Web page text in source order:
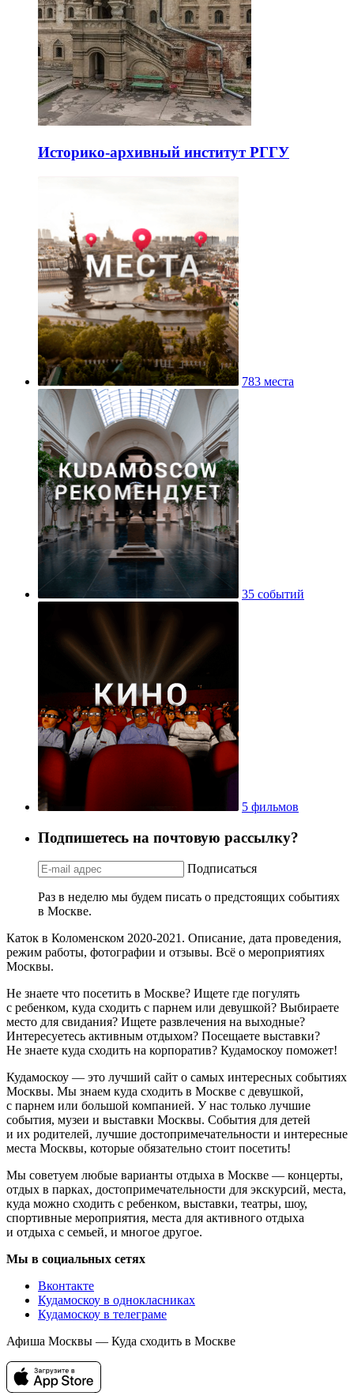
Историко-архивный институт РГГУ
783 места
35 событий
5 фильмов
Подпишетесь на почтовую рассылку?
Подписаться
Раз в неделю мы будем писать о предстоящих событиях
в Москве.
Каток в Коломенском 2020-2021. Описание, дата проведения,
режим работы, фотографии и отзывы. Всё о мероприятиях
Москвы.
Не знаете что посетить в Москве? Ищете где погулять
с ребенком, куда сходить с парнем или девушкой? Выбираете
место для свидания? Ищете развлечения на выходные?
Интересуетесь активным отдыхом? Посещаете выставки?
Не знаете куда сходить на корпоратив? Кудамоскоу поможет!
Кудамоскоу — это лучший сайт о самых интересных событиях
Москвы. Мы знаем куда сходить в Москве с девушкой,
с парнем или большой компанией. У нас только лучшие
события, музеи и выставки Москвы. События для детей
и их родителей, лучшие достопримечательности и интересные
места Москвы, которые обязательно стоит посетить!
Мы советуем любые варианты отдыха в Москве — концерты,
отдых в парках, достопримечательности для экскурсий, места,
куда можно сходить с ребенком, выставки, театры, шоу,
спортивные мероприятия, места для активного отдыха
и отдыха с семьей, и многое другое.
Мы в социальных сетях
Вконтакте
Кудамоскоу в однокласниках
Кудамоскоу в телеграме
Афиша Москвы — Куда сходить в Москве